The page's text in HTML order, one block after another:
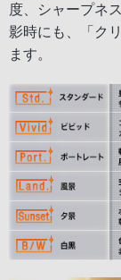
度、シャープネ
影時にも、「ク
ます。